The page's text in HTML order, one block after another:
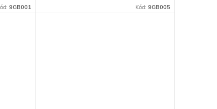
9GB001 Kód: 9GB005